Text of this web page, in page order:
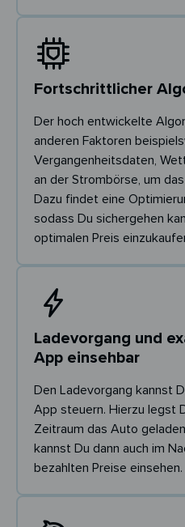
Fortschrittlicher
Der hoch entwickelte
anderen Faktoren
Vergangenheitsdaten,
an der Strombörse, um
Dazu findet eine
sodass Du sichergehen
optimalen Preis
Ladevorgang und
App einsehbar
Den Ladevorgang kannst
App steuern. Hierzu legst
Zeitraum das Auto
kannst Du dann auch im
bezahlten Preise einsehen.